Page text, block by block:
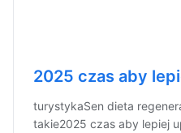
2025 czas aby
turystykaSen dieta
takie2025 czas aby lepiej